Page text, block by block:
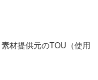
材提供元のTOU（使用